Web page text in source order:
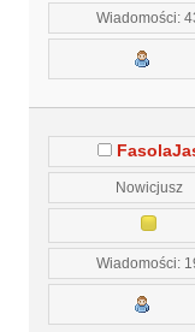
Wiadomości:
Nowicjusz
Wiadomości: